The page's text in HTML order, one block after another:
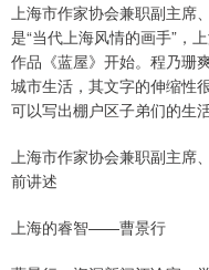
上海市作家协会兼职副主席
是“当代上海风情的画手”，
作品《蓝屋》开始。程乃珊
城市生活，其文字的伸缩性
可以写出棚户区子弟们的生活
上海市作家协会兼职副主席
前讲述
上海的睿智——曹景行